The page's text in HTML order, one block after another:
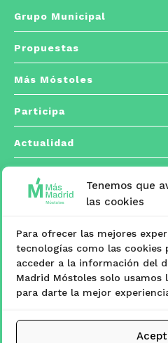
Tenemos que
las cookies
Para ofrecer las mejores
tecnologías como las cookies
acceder a la información del
Madrid Móstoles solo usamos
para darte la mejor
Grupo Municipal
Propuestas
Más Móstoles
Participa
Actualidad
Contacto
 C/ Españoleto, 5
Madrid